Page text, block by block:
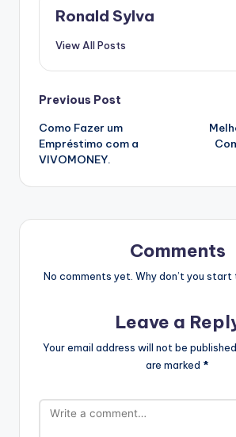
Ronald Sylva
View All Posts
Post
navigation
Previous Post
Como Fazer um
Empréstimo com a
VIVOMONEY.
Comments
No comments yet. Why don’t you start
Leave a
Your email address will not be published.
are marked *